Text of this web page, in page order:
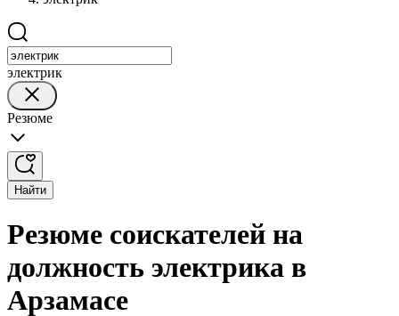
электрик
Резюме
Найти
Резюме соискателей на
должность электрика в
Арзамасе